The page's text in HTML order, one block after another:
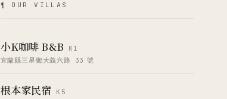
¶ OUR VILLAS
小K咖啡 B&B
K1
宜蘭縣三星鄉大義六路 33 號
根本家民宿
K5